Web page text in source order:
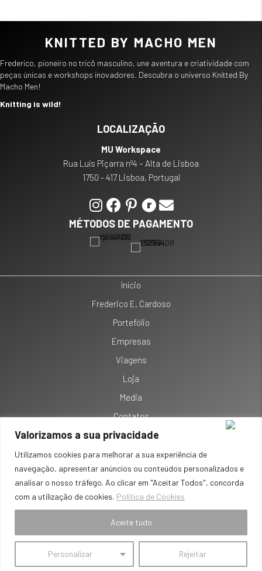
Valorizamos a sua privacidade
Utilizamos cookies para melhorar a sua experiência de
navegação, apresentar anúncios ou conteúdos personalizados e
analisar o nosso tráfego. Ao clicar em "Aceitar Todos", concorda
com a utilização de cookies. Política de Cookies
Personalizar Rejeitar
Aceite tudo
KNITTED BY MACHO MEN
Frederico, pioneiro no tricô masculino, une aventura e criatividade com
peças únicas e workshops inovadores. Descubra o universo Knitted By
Macho Men!
Knitting is wild!
LOCALIZAÇÃO
MU Workspace
Rua Luís Piçarra nº4 – Alta de Lisboa
1750 - 417 Lisboa, Portugal
MÉTODOS DE PAGAMENTO
Início
Frederico E. Cardoso
Portefólio
Empresas
Viagens
Loja
Media
Contatos
Termos e Condições
Política de Privacidade
Política de Cookies
Resolução de Litígios
Livro de Reclamações Online
© 2026 Knitted by Macho Men. Powered by Like My Web
Reserved.